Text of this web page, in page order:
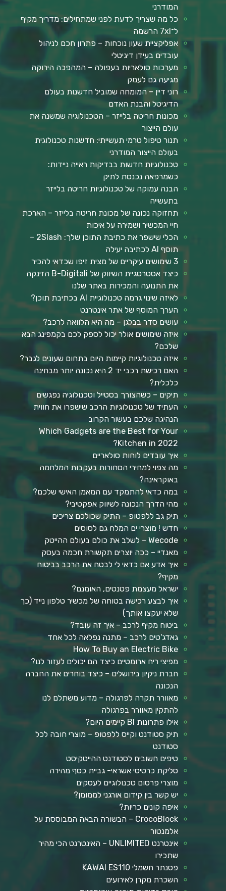
המודרני
כל מה שצריך לדעת לפני שמתחילים: מדריך מקיף
ל־7xl הרשמה
אפליקציית שעון נוכחות – פתרון חכם לניהול
עובדים בעידן דיגיטלי
מערכות סולאריות בעפולה – המהפכה הירוקה
מגיעה גם לעמק
רוני דיין – המומחה שמוביל חדשנות בעולם
הדיגיטל והבנת האדם
מכונות חריטה בלייזר – הטכנולוגיה שמשנה את
עולם הייצור
תנור טיפול טרמי תעשייתי: חדשנות טכנולוגית
בעולם הייצור המודרני
טכנולוגיות חדשות בבדיקות ראייה ניידות:
כשמרפאה נכנסת לתיק
הבנה עמוקה של טכנולוגיות חריטה בלייזר
בתעשייה
תחזוקה נכונה של מכונת חריטה בלייזר – הארכת
חיי המכשיר ושמירה על איכות
הכלי שישפר את כתיבת התוכן שלך: 2Slash –
תוסף AI לכתיבה יעילה
3 שימושים עיקריים של מצית זיפו שכדאי להכיר
כיצד אסטרטגיית השיווק של B-Digitali הזינקה
את התנועה והמכירות באתר שלנו
לאיזה שינוי גרמה טכנולוגיית AI בכתיבת תוכן?
הערך המוסף של אתר אינטרנט
עושים סדר בבלגן – מה היא הלוואה לרכב?
איזה שימושים אולר יכול לספק לכם בקמפינג הבא
שלכם?
איזה טכנולוגיות קיימות היום בתחום שעונים לגבר?
האם רכישת רכבי יד 2 היא נכונה יותר מבחינה
כלכלית?
תיקים – כשהצורך בסטייל וטכנולוגיה נפגשים
העתיד של טכנולוגיות הרכב שישפרו את חווית
הנהיגה שלכם בעשור הקרוב
Which Gadgets are the Best for Your
Kitchen in 2022?
איך עובדים לוחות סולאריים
מה צפוי למחירי הסחורות בעקבות המלחמה
באוקראינה?
במה כדאי להתמקד עם המאמן האישי שלכם?
מהי הדרך הנכונה לשיווק אפקטיבי?
תיק גב ללפטופ – התיק שכולכם צריכים
חדש ! מוצרי ים המלח גם לסוסים
Wecode – לשלב את כולם בעולם ההייטק
מאנדיי – ככה יוצרים תקשורת חכמה בעסק
איך אדע אם כדאי לי לבטח את הרכב בביטוח
מקיף?
ישראל מעצמת פטנטים, האומנם?
איך לבצע רכישה בטוחה של מכשיר טלפון נייד (כך
שלא יעקצו אותך)
ביטוח מקיף לרכב – איך זה עובד?
גאדג'טים לרכב – מתנה נפלאה לכל אחד
How To Buy an Electric Bike
מפיצי ריח ארומטיים כיצד הם יכולים לעזור לנו?
חברת ניקיון בירושלים – כיצד בוחרים את החברה
הנכונה
מאוורר תקרה לפרגולה – מדוע משתלם לנו
להתקין מאוורר בפרגולה
אילו פתרונות BI קיימים היום?
תיק סטודנט וקייס ללפטופ – מוצרי חובה לכל
סטודנט
טיפים חשובים לסטודנט ההייטקיסט
סליקת כרטיסי אשראי- גביית כסף מהירה
מוצרי פרסום טכנולוגיים לעסקים
יש קשר בין קידום אורגני לממומן?
איפה קונים כריות?
CrocoBlock – הבשורה הבאה המבוססת על
אלמנטור
אינטרנט UNLIMITED – האינטרנט הכי מהיר
שתכירו
פסנתר חשמלי KAWAI ES110
השכרת מקרן לאירועים